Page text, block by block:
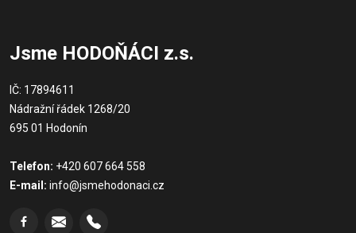
Jsme HODOŇÁCI z.s.
IČ: 17894611
Nádražní řádek 1268/20
695 01 Hodonín
Telefon: +420 607 664 558
E-mail: info@jsmehodonaci.cz